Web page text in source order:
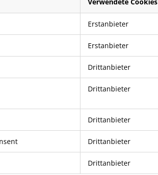
Erstanbieter
Erstanbieter
Drittanbieter
Drittanbieter
Drittanbieter
Drittanbieter
Drittanbieter